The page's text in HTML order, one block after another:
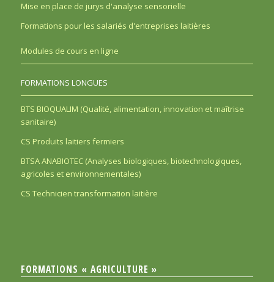
Mise en place de jurys d'analyse sensorielle
Formations pour les salariés d'entreprises laitières
Modules de cours en ligne
FORMATIONS LONGUES
BTS BIOQUALIM (Qualité, alimentation, innovation et maîtrise
sanitaire)
CS Produits laitiers fermiers
BTSA ANABIOTEC (Analyses biologiques, biotechnologiques,
agricoles et environnementales)
CS Technicien transformation laitière
FORMATIONS « AGRICULTURE »